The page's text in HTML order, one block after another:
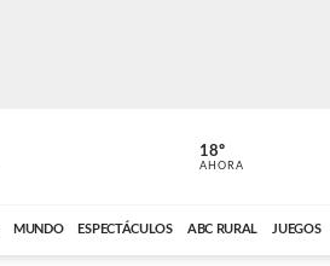
ABC CARDINAL
18º
AHORA
MUNDO ESPECTÁCULOS ABC RURAL JUEGOS